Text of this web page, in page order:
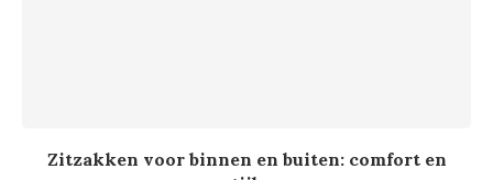
Zitzakken voor binnen en buiten: comfort en